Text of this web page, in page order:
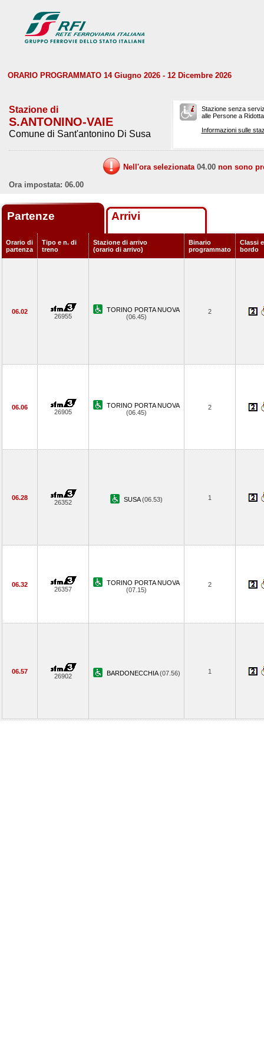
ORARIO PROGRAMMATO 14 Giugno 2026 - 12 Dicembre 2026
Stazione di
S.ANTONINO-VAIE
Comune di Sant'antonino Di Susa
Stazione senza
alle Persone a
Informazioni sulle
Nell'ora selezionata 04.00 non sono
Ora impostata: 06.00
Partenze Arrivi
Orario di
partenza
Tipo e n. di
treno
Stazione di arrivo
(orario di arrivo)
Binario
programmato
Classi
bordo
06.02
26955
TORINO PORTA NUOVA
(06.45)
2
06.06
26905
TORINO PORTA NUOVA
(06.45)
2
06.28
26352 SUSA(06.53) 1
06.32
26357
TORINO PORTA NUOVA
(07.15)
2
06.57
26902 BARDONECCHIA(07.56) 1